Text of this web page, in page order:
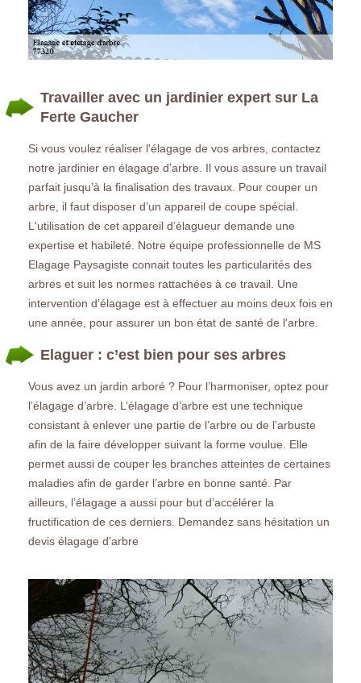
Travailler avec un jardinier expert sur La
Ferte Gaucher
Si vous voulez réaliser l'élagage de vos arbres, contactez
notre jardinier en élagage d’arbre. Il vous assure un travail
parfait jusqu’à la finalisation des travaux. Pour couper un
arbre, il faut disposer d’un appareil de coupe spécial.
L'utilisation de cet appareil d’élagueur demande une
expertise et habileté. Notre équipe professionnelle de MS
Elagage Paysagiste connait toutes les particularités des
arbres et suit les normes rattachées à ce travail. Une
intervention d’élagage est à effectuer au moins deux fois en
une année, pour assurer un bon état de santé de l'arbre.
Elaguer : c’est bien pour ses arbres
Vous avez un jardin arboré ? Pour l’harmoniser, optez pour
l’élagage d’arbre. L’élagage d’arbre est une technique
consistant à enlever une partie de l’arbre ou de l’arbuste
afin de la faire développer suivant la forme voulue. Elle
permet aussi de couper les branches atteintes de certaines
maladies afin de garder l’arbre en bonne santé. Par
ailleurs, l’élagage a aussi pour but d’accélérer la
fructification de ces derniers. Demandez sans hésitation un
devis élagage d’arbre